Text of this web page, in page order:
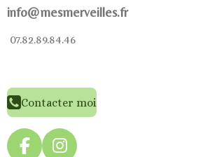
info@mesmerveilles.fr
07.82.89.84.46
Contacter moi
F I